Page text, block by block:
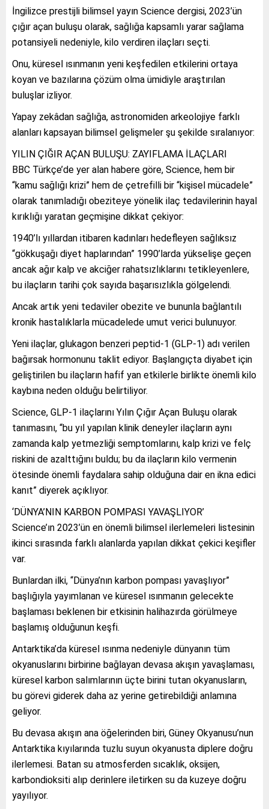
İngilizce prestijli bilimsel yayın Science dergisi, 2023’ün
çığır açan buluşu olarak, sağlığa kapsamlı yarar sağlama
potansiyeli nedeniyle, kilo verdiren ilaçları seçti.
Onu, küresel ısınmanın yeni keşfedilen etkilerini ortaya
koyan ve bazılarına çözüm olma ümidiyle araştırılan
buluşlar izliyor.
Yapay zekâdan sağlığa, astronomiden arkeolojiye farklı
alanları kapsayan bilimsel gelişmeler şu şekilde sıralanıyor:
YILIN ÇIĞIR AÇAN BULUŞU: ZAYIFLAMA İLAÇLARI
BBC Türkçe’de yer alan habere göre, Science, hem bir
“kamu sağlığı krizi” hem de çetrefilli bir “kişisel mücadele”
olarak tanımladığı obeziteye yönelik ilaç tedavilerinin hayal
kırıklığı yaratan geçmişine dikkat çekiyor:
1940’lı yıllardan itibaren kadınları hedefleyen sağlıksız
“gökkuşağı diyet haplarından” 1990’larda yükselişe geçen
ancak ağır kalp ve akciğer rahatsızlıklarını tetikleyenlere,
bu ilaçların tarihi çok sayıda başarısızlıkla gölgelendi.
Ancak artık yeni tedaviler obezite ve bununla bağlantılı
kronik hastalıklarla mücadelede umut verici bulunuyor.
Yeni ilaçlar, glukagon benzeri peptid-1 (GLP-1) adı verilen
bağırsak hormonunu taklit ediyor. Başlangıçta diyabet için
geliştirilen bu ilaçların hafif yan etkilerle birlikte önemli kilo
kaybına neden olduğu belirtiliyor.
Science, GLP-1 ilaçlarını Yılın Çığır Açan Buluşu olarak
tanımasını, “bu yıl yapılan klinik deneyler ilaçların aynı
zamanda kalp yetmezliği semptomlarını, kalp krizi ve felç
riskini de azalttığını buldu; bu da ilaçların kilo vermenin
ötesinde önemli faydalara sahip olduğuna dair en ikna edici
kanıt” diyerek açıklıyor.
‘DÜNYA’NIN KARBON POMPASI YAVAŞLIYOR’
Science’ın 2023’ün en önemli bilimsel ilerlemeleri listesinin
ikinci sırasında farklı alanlarda yapılan dikkat çekici keşifler
var.
Bunlardan ilki, “Dünya’nın karbon pompası yavaşlıyor”
başlığıyla yayımlanan ve küresel ısınmanın gelecekte
başlaması beklenen bir etkisinin halihazırda görülmeye
başlamış olduğunun keşfi.
Antarktika’da küresel ısınma nedeniyle dünyanın tüm
okyanuslarını birbirine bağlayan devasa akışın yavaşlaması,
küresel karbon salımlarının üçte birini tutan okyanusların,
bu görevi giderek daha az yerine getirebildiği anlamına
geliyor.
Bu devasa akışın ana öğelerinden biri, Güney Okyanusu’nun
Antarktika kıyılarında tuzlu suyun okyanusta diplere doğru
ilerlemesi. Batan su atmosferden sıcaklık, oksijen,
karbondioksiti alıp derinlere iletirken su da kuzeye doğru
yayılıyor.